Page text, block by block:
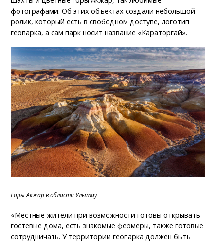
фотографами. Об этих объектах создали небольшой
ролик, который есть в свободном доступе, логотип
геопарка, а сам парк носит название «Караторгай».
Горы Акжар в области Улытау
«Местные жители при возможности готовы открывать
гостевые дома, есть знакомые фермеры, также готовые
сотрудничать. У территории геопарка должен быть